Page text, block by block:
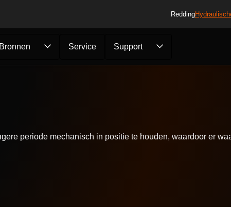
Redding
Bronnen Service Support
periode mechanisch in positie te houden, waardoor er